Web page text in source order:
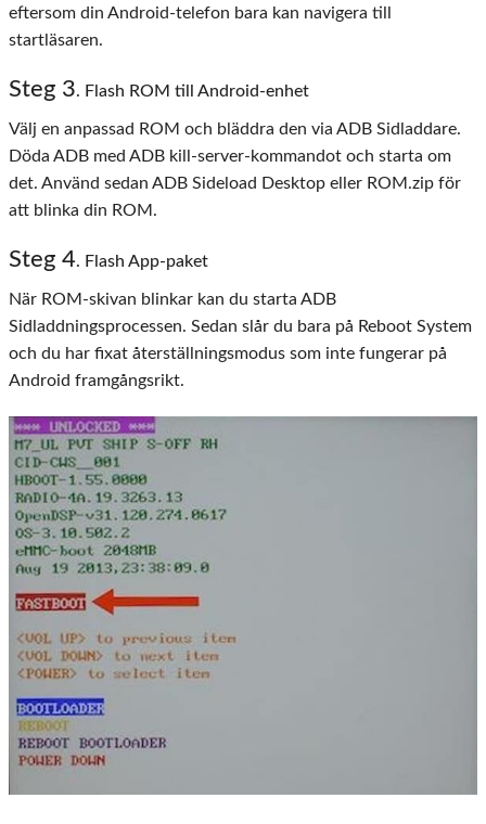
eftersom din Android-telefon bara kan navigera till
startläsaren.
Steg 3. Flash ROM till Android-enhet
Välj en anpassad ROM och bläddra den via ADB Sidladdare.
Döda ADB med ADB kill-server-kommandot och starta om
det. Använd sedan ADB Sideload Desktop eller ROM.zip för
att blinka din ROM.
Steg 4. Flash App-paket
När ROM-skivan blinkar kan du starta ADB
Sidladdningsprocessen. Sedan slår du bara på Reboot System
och du har fixat återställningsmodus som inte fungerar på
Android framgångsrikt.